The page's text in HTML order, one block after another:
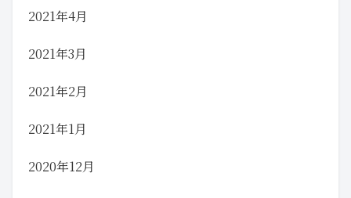
2021年4月
2021年3月
2021年2月
2021年1月
2020年12月